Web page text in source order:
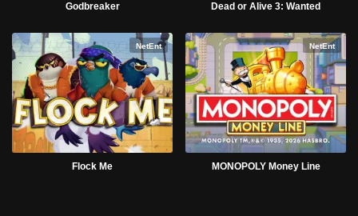
Dead or Alive 3: Wanted
Godbreaker
NetEnt
MONOPOLY Money Line
NetEnt
Flock Me